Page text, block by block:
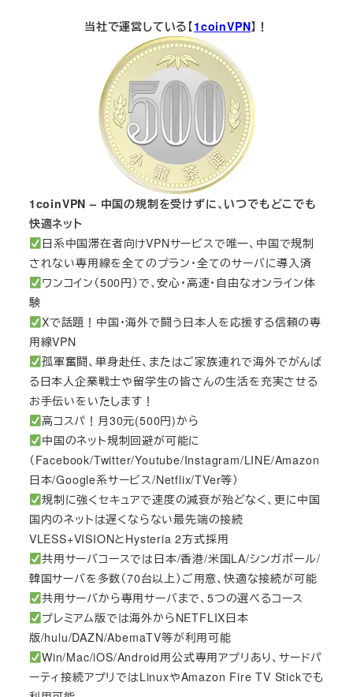
当社で運営している【1coinVPN】！
1coinVPN – 中国の規制を受けずに、いつでもどこでも
快適ネット
日系中国滞在者向けVPNサービスで唯一、中国で規制
されない専用線を全てのプラン・全てのサーバに導入済
ワンコイン（500円）で、安心・高速・自由なオンライン体
験
Xで話題！中国・海外で闘う日本人を応援する信頼の専
用線VPN
孤軍奮闘、単身赴任、またはご家族連れで海外でがんば
る日本人企業戦士や留学生の皆さんの生活を充実させる
お手伝いをいたします！
高コスパ！月30元(500円)から
中国のネット規制回避が可能に
（Facebook/Twitter/Youtube/Instagram/LINE/Amazon
日本/Google系サービス/Netflix/TVer等）
規制に強くセキュアで速度の減衰が殆どなく、更に中国
国内のネットは遅くならない最先端の接続
VLESS+VISIONとHysteria 2方式採用
共用サーバコースでは日本/香港/米国LA/シンガポール/
韓国サーバを多数（70台以上）ご用意、快適な接続が可能
共用サーバから専用サーバまで、5つの選べるコース
プレミアム版では海外からNETFLIX日本
版/hulu/DAZN/AbemaTV等が利用可能
Win/Mac/iOS/Android用公式専用アプリあり、サードパ
ーティ接続アプリではLinuxやAmazon Fire TV Stickでも